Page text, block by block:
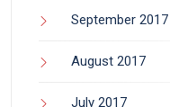
September 2017
August 2017
July 2017